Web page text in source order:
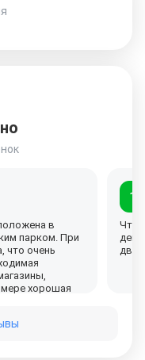
в
парком. При
что очень
хорошая
10
Что